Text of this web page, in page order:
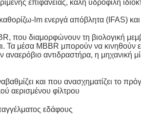
επιφάνειας, καλή υδρόφιλη
lm ενεργά απόβλητα (IFAS)
διαμορφώνουν τη βιολογική
μέσα MBBR μπορούν να κινηθούν
αντιδραστήρα, η μηχανική
και που ανασχηματίζει το
αερισμένου φίλτρου
εδάφους